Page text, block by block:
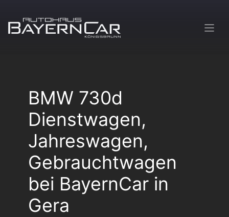
Inhalt
springen
BMW 730d
Dienstwagen,
Jahreswagen,
Gebrauchtwagen
bei BayernCar in
Gera